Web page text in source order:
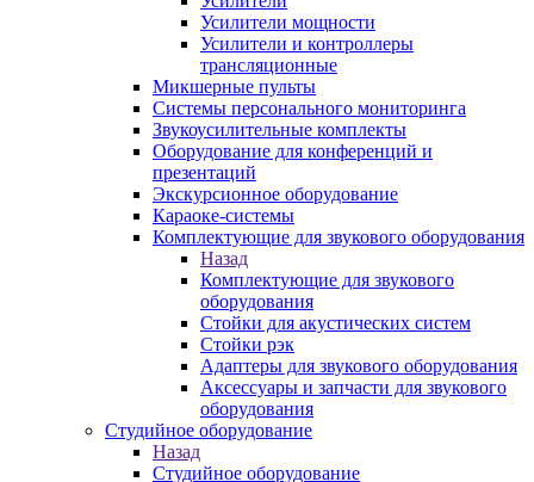
Усилители мощности
Усилители и контроллеры
трансляционные
Микшерные пульты
Системы персонального мониторинга
Звукоусилительные комплекты
Оборудование для конференций и
презентаций
Экскурсионное оборудование
Караоке-системы
Комплектующие для звукового оборудования
Назад
Комплектующие для звукового
оборудования
Стойки для акустических систем
Стойки рэк
Адаптеры для звукового оборудования
Аксессуары и запчасти для звукового
оборудования
Студийное оборудование
Назад
Студийное оборудование